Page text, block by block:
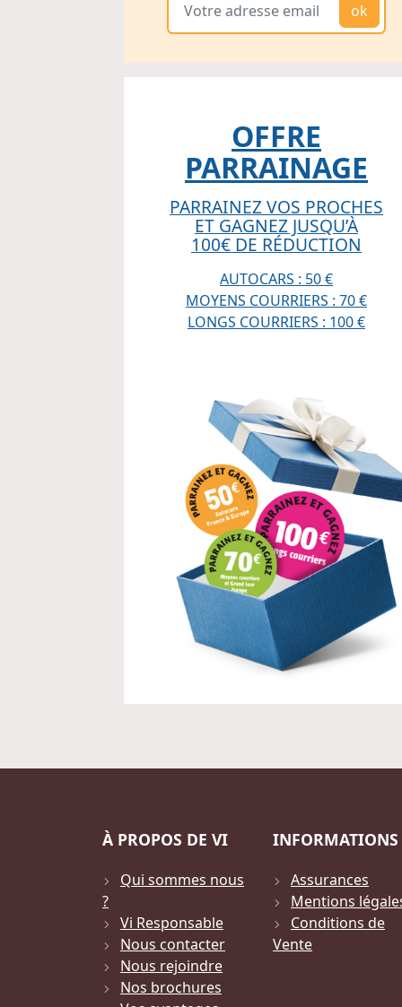
ok
OFFRE
PARRAINAGE
PARRAINEZ VOS PROCHES
ET GAGNEZ JUSQU’À
100€ DE RÉDUCTION
AUTOCARS : 50 €
MOYENS COURRIERS : 70 €
LONGS COURRIERS : 100 €
À PROPOS DE VI
Qui sommes nous
?
Vi Responsable
Nous contacter
Nous rejoindre
Nos brochures
INFORMATIONS
Assurances
Mentions
Conditions de
Vente